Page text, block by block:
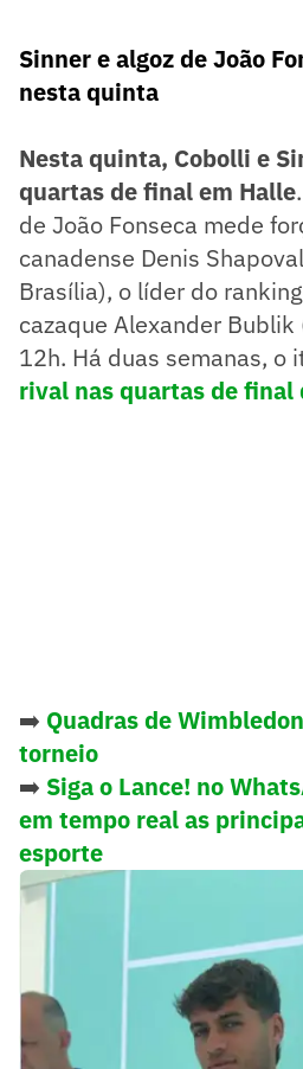
Sinner e algoz de João
nesta quinta
Nesta quinta, Cobolli e
quartas de final em Halle
de João Fonseca mede
canadense Denis
Brasília), o líder do
cazaque Alexander
12h. Há duas semanas, o
rival nas quartas de final
➡️ Quadras de
torneio
➡️ Siga o Lance! no
em tempo real as
esporte